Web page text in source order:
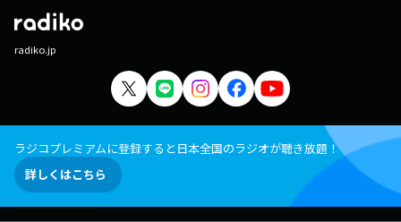
radiko.jp
ラジコプレミアムに登録すると日本全国のラジオが聴き放題！
詳しくはこちら